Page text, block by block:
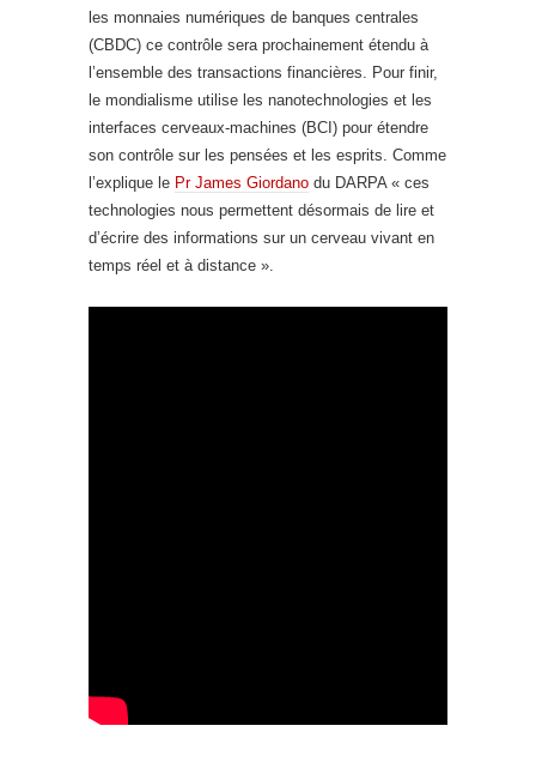
les monnaies numériques de banques centrales
(CBDC) ce contrôle sera prochainement étendu à
l’ensemble des transactions financières. Pour finir,
le mondialisme utilise les nanotechnologies et les
interfaces cerveaux-machines (BCI) pour étendre
son contrôle sur les pensées et les esprits. Comme
l’explique le Pr James Giordano du DARPA « ces
technologies nous permettent désormais de lire et
d’écrire des informations sur un cerveau vivant en
temps réel et à distance ».